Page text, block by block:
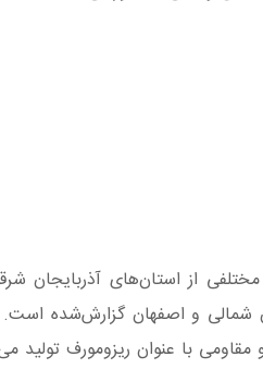
از استان‌های آذربایجان
شمالی و اصفهان گزارش‌شده
با عنوان ریزومورف تولید